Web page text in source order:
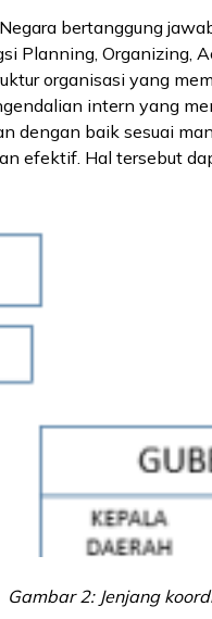
bertanggung
Planning, Organizing,
organisasi yang
intern yang
dengan baik sesuai
efektif. Hal tersebut
Gambar 2: Jenjang